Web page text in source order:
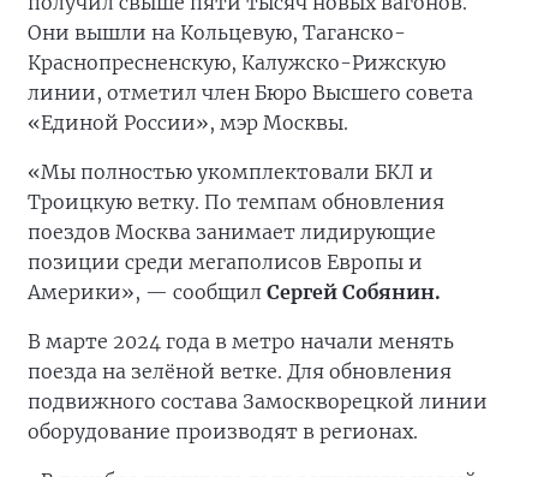
Они вышли на Кольцевую, Таганско-
Краснопресненскую, Калужско-Рижскую
линии, отметил член Бюро Высшего совета
«Единой России», мэр Москвы.
«Мы полностью укомплектовали БКЛ и
Троицкую ветку. По темпам обновления
поездов Москва занимает лидирующие
позиции среди мегаполисов Европы и
Америки», — сообщил Сергей Собянин.
В марте 2024 года в метро начали менять
поезда на зелёной ветке. Для обновления
подвижного состава Замоскворецкой линии
оборудование производят в регионах.